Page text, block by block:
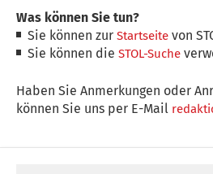
Was können Sie tun?
Sie können zurStartseite von
Sie können dieSTOL-Suche
Haben Sie Anmerkungen oder
können Sie uns per E-Mail